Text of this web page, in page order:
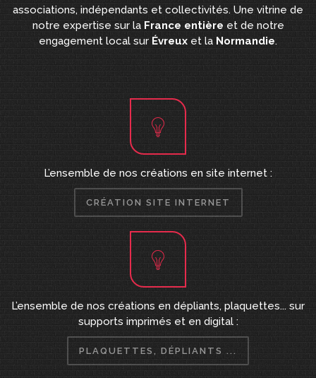
associations, indépendants et collectivités. Une vitrine de
notre expertise sur la France entière et de notre
engagement local sur Évreux et la Normandie.
L’ensemble de nos créations en site internet :
CRÉATION SITE INTERNET
L’ensemble de nos créations en dépliants, plaquettes... sur
supports imprimés et en digital :
PLAQUETTES, DÉPLIANTS ...